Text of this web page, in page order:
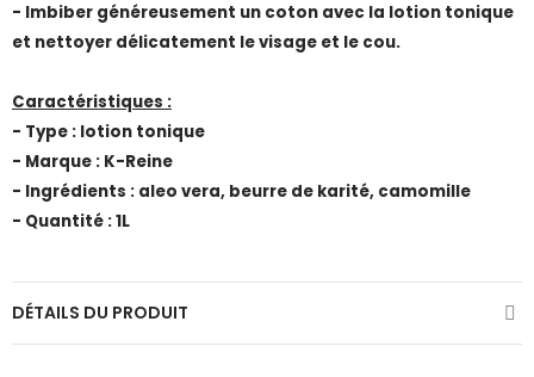
- Imbiber généreusement un coton avec la lotion tonique
et nettoyer délicatement le visage et le cou.
Caractéristiques :
- Type : lotion tonique
- Marque : K-Reine
- Ingrédients : aleo vera, beurre de karité, camomille
- Quantité : 1L
DÉTAILS DU PRODUIT